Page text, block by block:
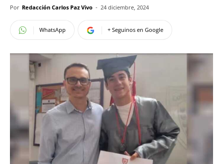
Por Redacción Carlos Paz Vivo - 24 diciembre, 2024
WhatsApp + Seguinos en Google